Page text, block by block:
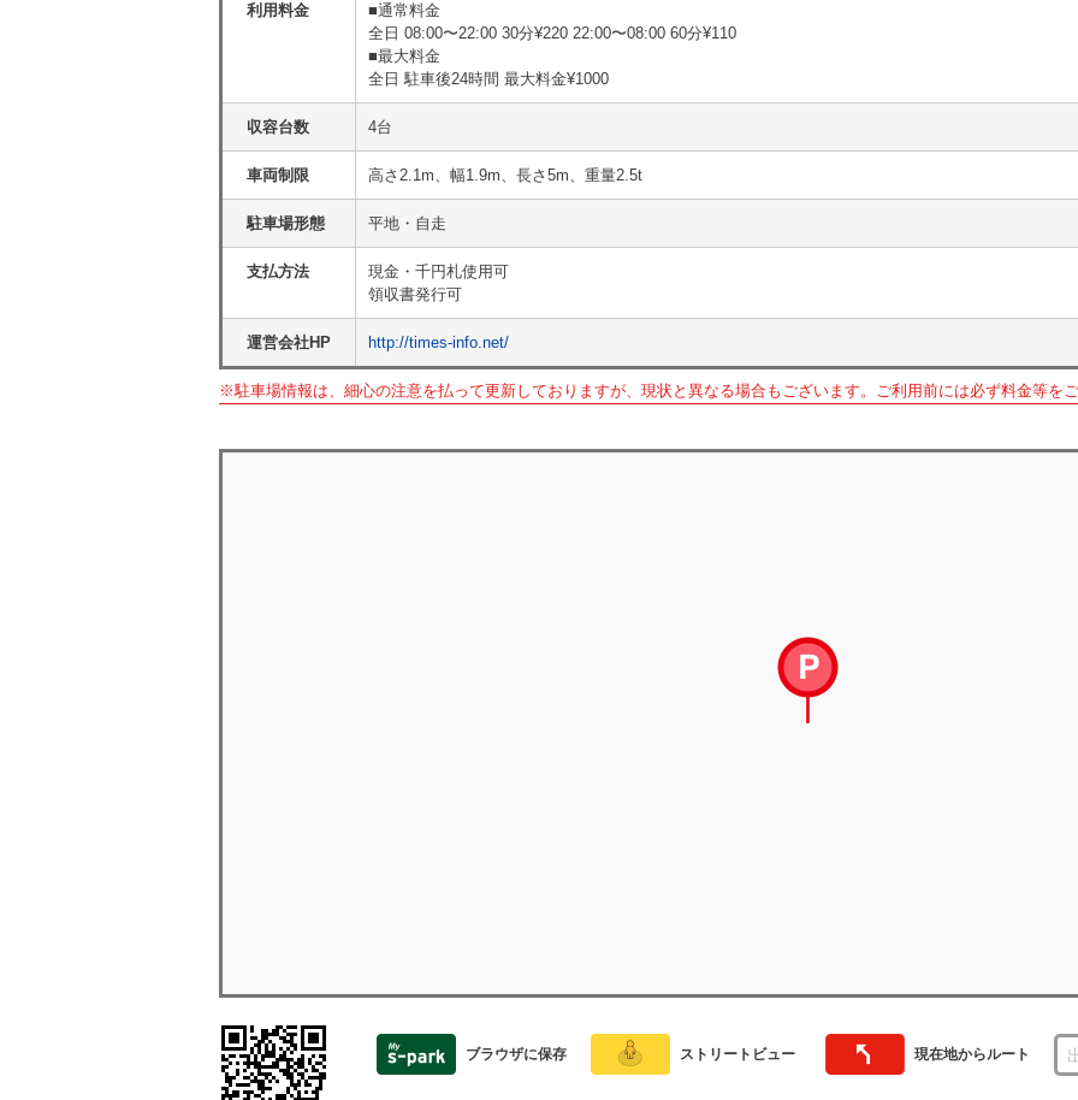
利用料金
■通常料金
全日 08:00〜22:00 30分¥220 22:00〜08:00 60分¥110
■最大料金
全日 駐車後24時間 最大料金¥1000
収容台数 4台
車両制限 高さ2.1m、幅1.9m、長さ5m、重量2.5t
駐車場形態 平地・自走
支払方法
現金・千円札使用可
領収書発行可
運営会社HP http://times-info.net/
※駐車場情報は、細心の注意を払って更新しておりますが、現状と異なる場合もございます。ご利用前には必ず料金等をご
ブラウザに保存 ストリートビュー 現在地からルート